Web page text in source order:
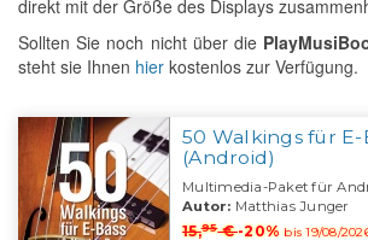
direkt mit der Größe des Displays
Sollten Sie noch nicht über die
steht sie Ihnen hier kostenlos zur Verfügung.
50 Walkings für E-
(Android)
Multimedia-Paket für
Autor: Matthias Junger
15,95€-20%bis 19/08/